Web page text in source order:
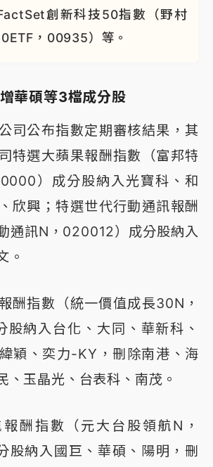
創新科技50指數（野村
，00935）等。
華碩等3檔成分股
司公布指數定期審核結果，其
特選大蘋果報酬指數（富邦特
）成分股納入光寶科、和
欣興；特選世代行動通訊報酬
通訊N，020012）成分股納入
。
酬指數（統一價值成長30N，
納入台化、大同、華新科、
穎、奕力-KY，刪除南港、海
、玉晶光、台表科、南茂。
酬指數（元大台股領航N，
股納入國巨、華碩、陽明，刪